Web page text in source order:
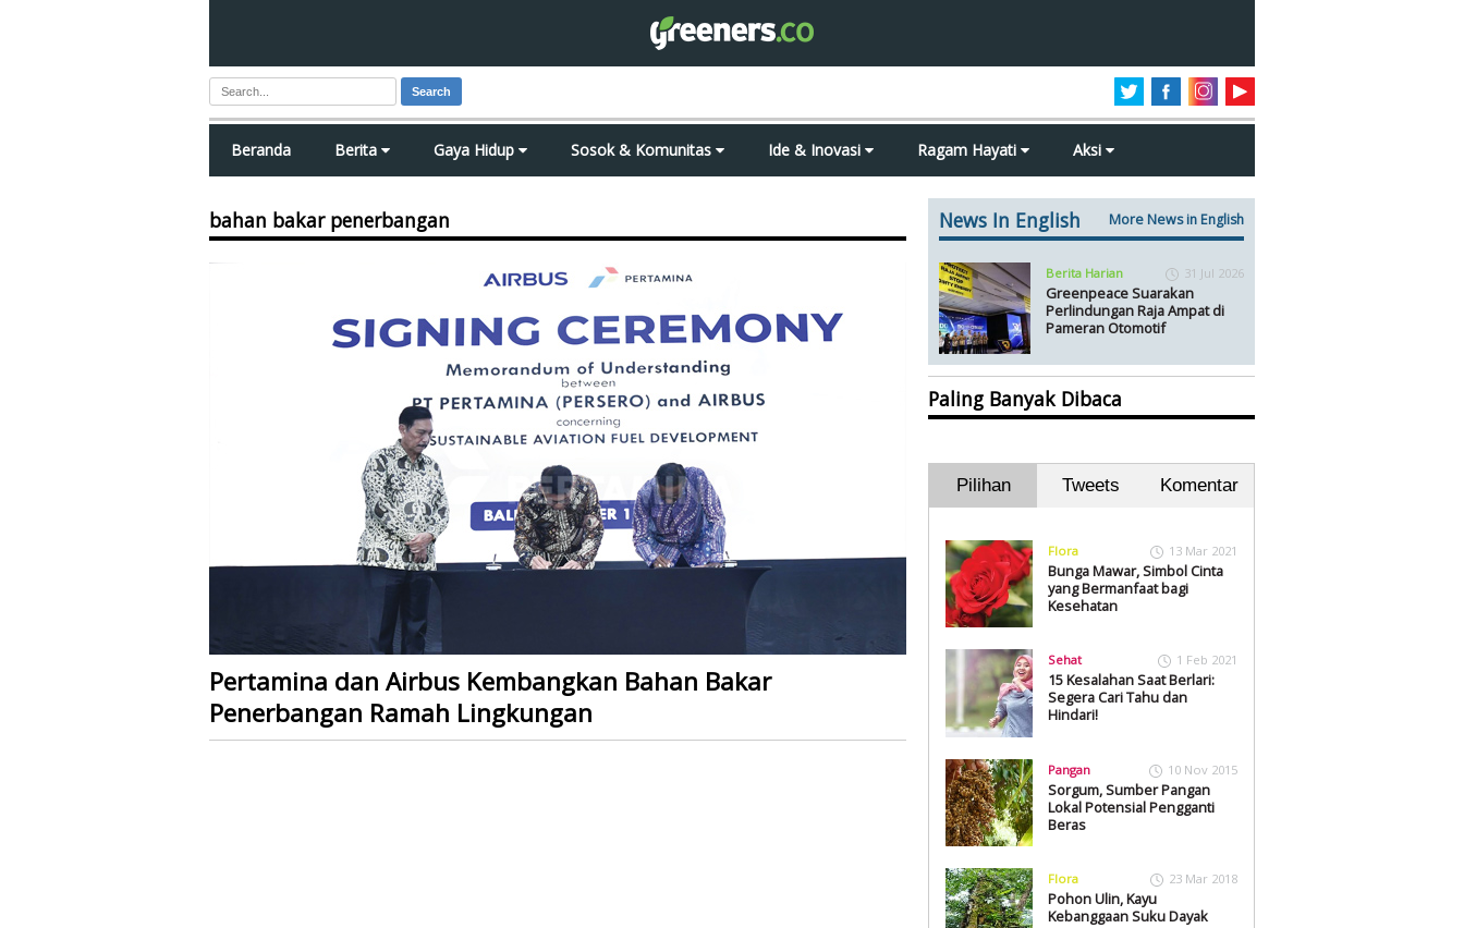
Search
Beranda Berita Gaya Hidup Sosok & Komunitas Ide & Inovasi Ragam Hayati Aksi
bahan bakar penerbangan
Pertamina dan Airbus Kembangkan Bahan Bakar
Penerbangan Ramah Lingkungan
News In English More News in English
Berita Harian 31 Jul 2026
Greenpeace Suarakan
Perlindungan Raja Ampat di
Pameran Otomotif
Paling Banyak Dibaca
Pilihan Tweets Komentar
Flora 13 Mar 2021
Bunga Mawar, Simbol Cinta
yang Bermanfaat bagi
Kesehatan
Sehat 1 Feb 2021
15 Kesalahan Saat Berlari:
Segera Cari Tahu dan
Hindari!
Pangan 10 Nov 2015
Sorgum, Sumber Pangan
Lokal Potensial Pengganti
Beras
Flora 23 Mar 2018
Pohon Ulin, Kayu
Kebanggaan Suku Dayak